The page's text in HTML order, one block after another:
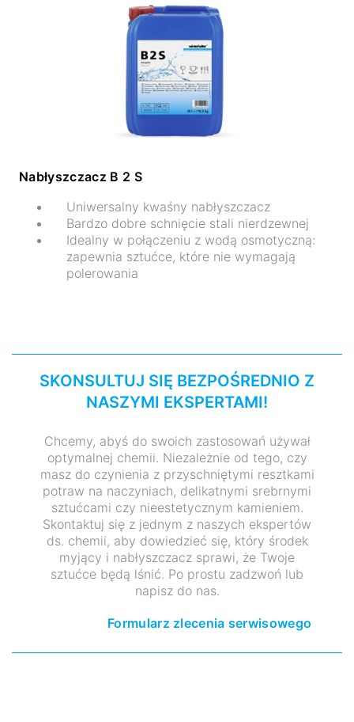
Nabłyszczacz B 2 S
Uniwersalny kwaśny nabłyszczacz
Bardzo dobre schnięcie stali nierdzewnej
Idealny w połączeniu z wodą osmotyczną:
zapewnia sztućce, które nie wymagają
polerowania
SKONSULTUJ SIĘ BEZPOŚREDNIO Z
NASZYMI EKSPERTAMI!
Chcemy, abyś do swoich zastosowań używał
optymalnej chemii. Niezależnie od tego, czy
masz do czynienia z przyschniętymi resztkami
potraw na naczyniach, delikatnymi srebrnymi
sztućcami czy nieestetycznym kamieniem.
Skontaktuj się z jednym z naszych ekspertów
ds. chemii, aby dowiedzieć się, który środek
myjący i nabłyszczacz sprawi, że Twoje
sztućce będą lśnić. Po prostu zadzwoń lub
napisz do nas.
Formularz zlecenia serwisowego